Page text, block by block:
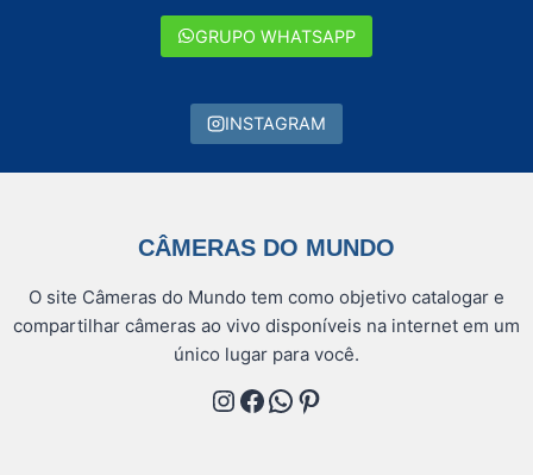
GRUPO WHATSAPP
INSTAGRAM
CÂMERAS DO MUNDO
O site Câmeras do Mundo tem como objetivo catalogar e
compartilhar câmeras ao vivo disponíveis na internet em um
único lugar para você.
Instagram
Facebook
WhatsApp
Pinterest